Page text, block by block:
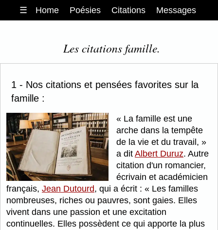
☰ Home Poésies Citations Messages
Les citations famille.
1 - Nos citations et pensées favorites sur la
famille :
La famille est une
arche dans la tempête
de la vie et du travail,
a dit Albert Duruz. Autre
citation d'un romancier,
écrivain et académicien
français, Jean Dutourd, qui a écrit :
Les familles
nombreuses, riches ou pauvres, sont gaies. Elles
vivent dans une passion et une excitation
continuelles. Elles possèdent ce qui apporte la plus